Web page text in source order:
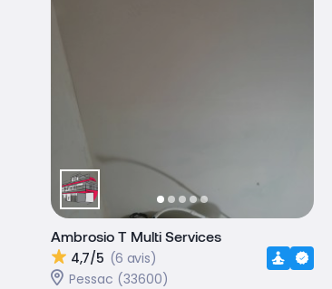
Ambrosio T Multi Services
4,7/5 (6 avis)
Pessac (33600)